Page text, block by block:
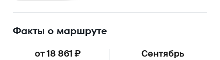
Факты о маршруте
от 18 861 ₽ Сентябрь